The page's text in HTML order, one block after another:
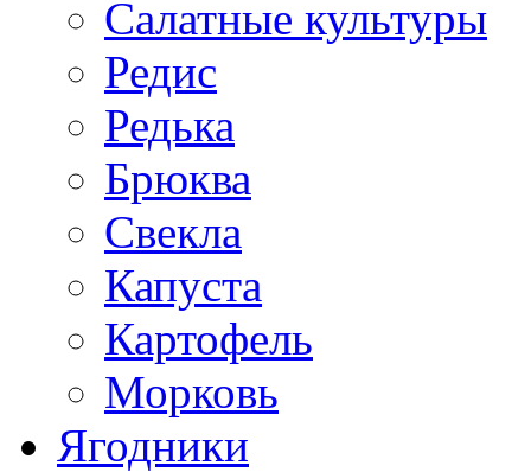
Салатные культуры
Редис
Редька
Брюква
Свекла
Капуста
Картофель
Морковь
Ягодники